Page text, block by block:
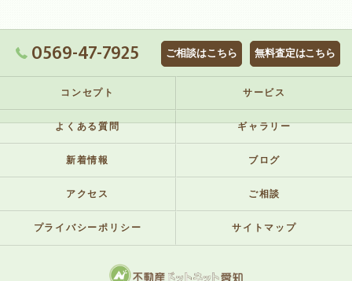
0569-47-7925 ご相談はこちら 無料査定はこちら
コンセプト サービス
よくある質問 ギャラリー
新着情報 ブログ
アクセス ご相談
プライバシーポリシー サイトマップ